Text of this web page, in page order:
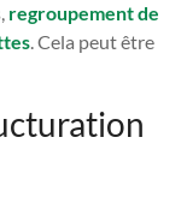
regroupement de
. Cela peut être